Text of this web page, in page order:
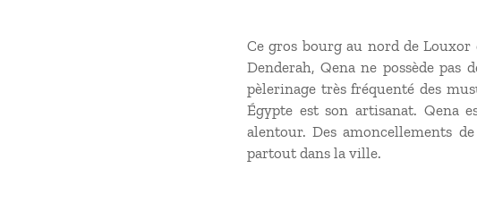
Ce gros bourg au nord de Louxor
Denderah, Qena ne possède pas
pèlerinage très fréquenté des
Égypte est son artisanat. Qena
alentour. Des amoncellements
partout dans la ville.